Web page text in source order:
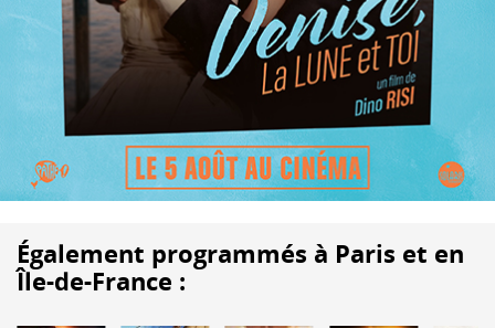
Également programmés à Paris et en
Île-de-France :